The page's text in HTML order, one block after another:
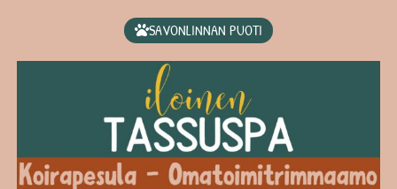
SAVONLINNAN PUOTI